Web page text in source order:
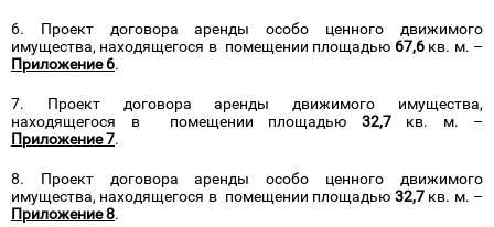
6. Проект договора аренды особо ценного движимого
имущества, находящегося в помещении площадью 67,6кв. м. –
Приложение 6.
7. Проект договора аренды движимого имущества,
находящегося в помещении площадью 32,7кв. м. –
Приложение 7.
8. Проект договора аренды особо ценного движимого
имущества, находящегося в помещении площадью 32,7кв. м. –
Приложение 8.